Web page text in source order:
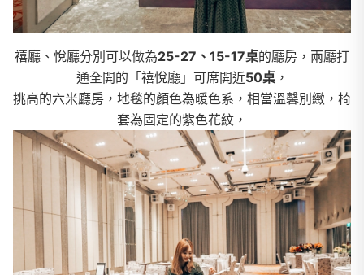
禧廳、悅廳分別可以做為25-27、 15-17桌的廳房，兩廳打
通全開的「禧悅廳」可席開近50桌，
挑高的六米廳房，地毯的顏色為暖色系，相當溫馨別緻，椅
套為固定的紫色花紋，